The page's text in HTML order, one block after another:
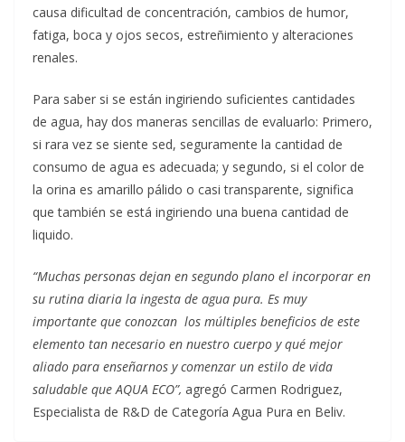
causa dificultad de concentración, cambios de humor,
fatiga, boca y ojos secos, estreñimiento y alteraciones
renales.
Para saber si se están ingiriendo suficientes cantidades
de agua, hay dos maneras sencillas de evaluarlo: Primero,
si rara vez se siente sed, seguramente la cantidad de
consumo de agua es adecuada; y segundo, si el color de
la orina es amarillo pálido o casi transparente, significa
que también se está ingiriendo una buena cantidad de
liquido.
“Muchas personas dejan en segundo plano el incorporar en
su rutina diaria la ingesta de agua pura. Es muy
importante que conozcan los múltiples beneficios de este
elemento tan necesario en nuestro cuerpo y qué mejor
aliado para enseñarnos y comenzar un estilo de vida
saludable que AQUA ECO”, agregó Carmen Rodriguez,
Especialista de R&D de Categoría Agua Pura en Beliv.